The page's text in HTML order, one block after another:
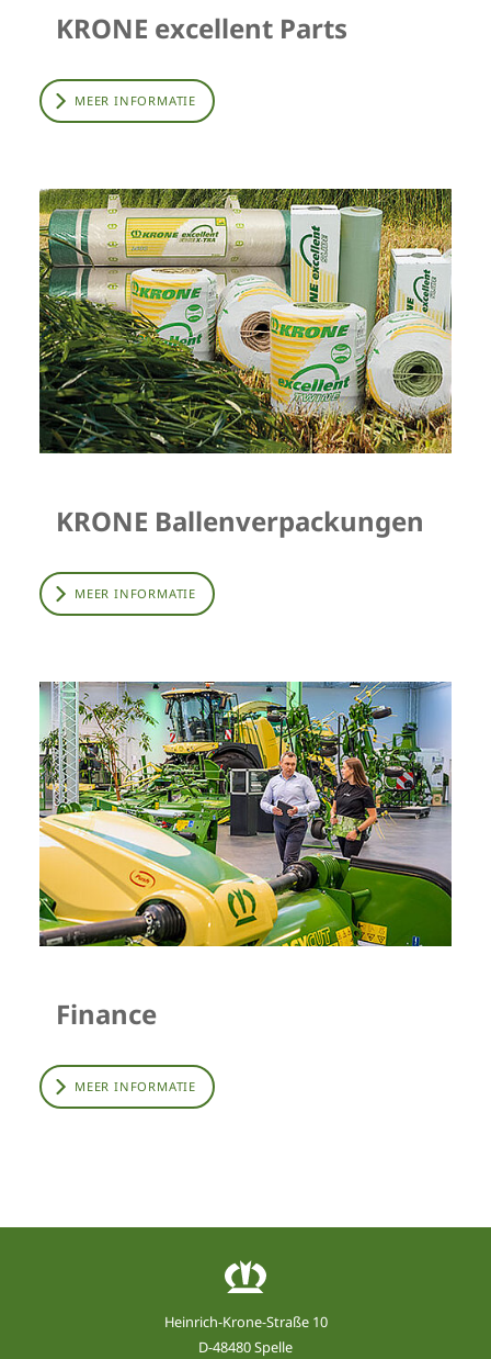
KRONE excellent Parts
MEER INFORMATIE
KRONE Ballenverpackungen
MEER INFORMATIE
Finance
MEER INFORMATIE
Heinrich-Krone-Straße 10
D-48480 Spelle